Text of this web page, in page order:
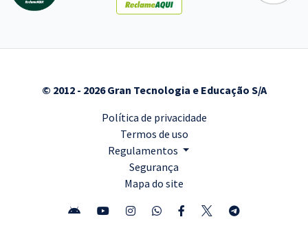
© 2012 - 2026 Gran Tecnologia e Educação S/A
Política de privacidade
Termos de uso
Regulamentos
Segurança
Mapa do site